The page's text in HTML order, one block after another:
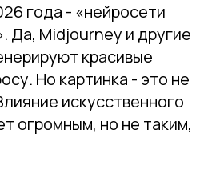
года - «нейросети
Да, Midjourney и другие
красивые
Но картинка - это не
искусственного
огромным, но не таким,